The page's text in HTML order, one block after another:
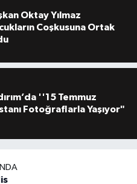
Oktay Yılmaz
Coşkusuna Ortak
''15 Temmuz
Fotoğraflarla Yaşıyor"